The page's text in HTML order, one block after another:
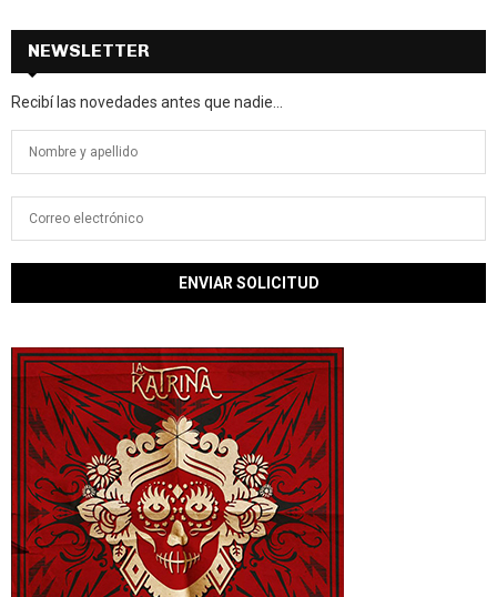
NEWSLETTER
Recibí las novedades antes que nadie...